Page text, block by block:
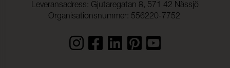
Leveransadress: Gjutaregatan 8, 571 42 Nässjö
Organisationsnummer: 556220-7752